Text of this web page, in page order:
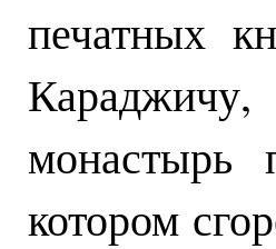
печатных
монастырь
котором